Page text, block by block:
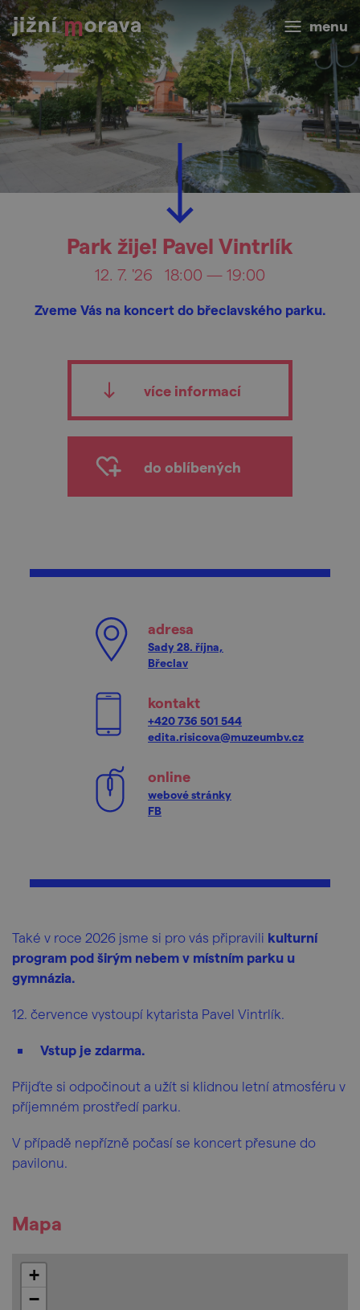
menu
Park žije! Pavel Vintrlík
12. 7. '26 18:00 — 19:00
Zveme Vás na koncert do břeclavského parku.
více informací
do oblíbených
adresa
Sady 28. října,
Břeclav
kontakt
+420 736 501 544
edita.risicova@muzeumbv.cz
online
webové stránky
FB
Také v roce 2026 jsme si pro vás připravili kulturní
program pod širým nebem v místním parku u
gymnázia.
12. července vystoupí kytarista Pavel Vintrlík.
Vstup je zdarma.
Přijďte si odpočinout a užít si klidnou letní atmosféru v
příjemném prostředí parku.
V případě nepřízně počasí se koncert přesune do
pavilonu.
Mapa
+
−